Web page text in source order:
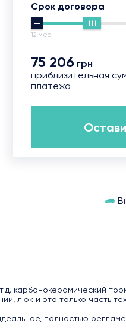
Срок договора
12 мес
75 206 грн
приблизительная
платежа
карбонокерамический
люк и это только часть
полностью